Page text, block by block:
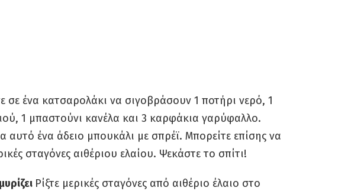
σε ένα κατσαρολάκι να σιγοβράσουν 1 ποτήρι νερό, 1
1 μπαστούνι κανέλα και 3 καρφάκια γαρύφαλλο.
αυτό ένα άδειο μπουκάλι με σπρέϊ. Μπορείτε επίσης να
σταγόνες αιθέριου ελαίου. Ψεκάστε το σπίτι!
Ρίξτε μερικές σταγόνες από αιθέριο έλαιο στο